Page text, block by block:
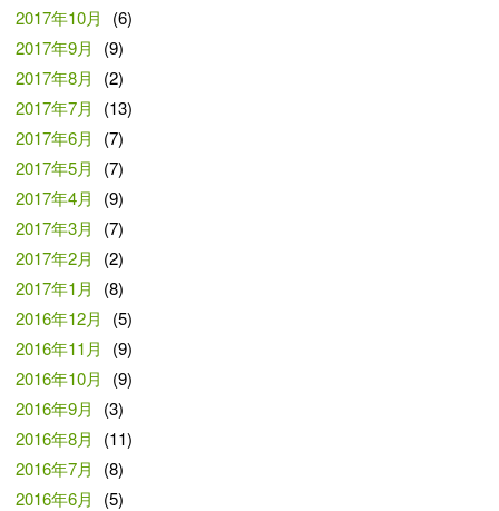
2017年10月
(6)
2017年9月
(9)
2017年8月
(2)
2017年7月
(13)
2017年6月
(7)
2017年5月
(7)
2017年4月
(9)
2017年3月
(7)
2017年2月
(2)
2017年1月
(8)
2016年12月
(5)
2016年11月
(9)
2016年10月
(9)
2016年9月
(3)
2016年8月
(11)
2016年7月
(8)
2016年6月
(5)